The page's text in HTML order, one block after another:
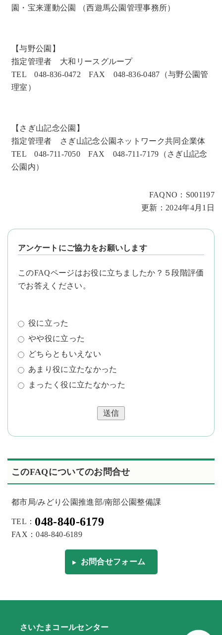
園・宝来運動公園 （西遊馬公園管理事務所）
【与野公園】
指定管理者 大和リースグループ
TEL 048-836-0472 FAX 048-836-0487（与野公園管
理室）
【さぎ山記念公園】
指定管理者 さぎ山記念公園ネットワーク共同企業体
TEL 048-711-7050 FAX 048-711-7179（さぎ山記念
公園内）
FAQNO：S001197
更新：2024年4月1日
アンケートにご協力をお願いします
このFAQページはお役に立ちましたか？５段階評価
でお答えください。
役に立った
やや役に立った
どちらともいえない
あまり役に立たなかった
まったく役に立たなかった
送信
このFAQについてのお問合せ
都市局/みどり公園推進部/南部公園整備課
TEL： 048-840-6179
FAX：048-840-6189
お問合せフォーム
さいたまコールセンター